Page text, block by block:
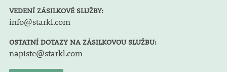
VEDENÍ ZÁSILKOVÉ SLUŽBY:
info@starkl.com
OSTATNÍ DOTAZY NA ZÁSILKOVOU SLUŽBU:
napiste@starkl.com